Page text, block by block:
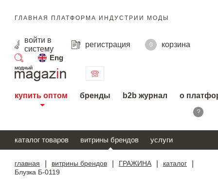
ГЛАВНАЯ ПЛАТФОРМА ИНДУСТРИИ МОДЫ
войти в
систему
регистрация 0
корзина
Eng
поиск
купить оптом бренды b2b журнал о
?
каталог товаров витрины брендов услуги
главная витрины брендов ГРАЖИНА каталог
Блузка Б-0119